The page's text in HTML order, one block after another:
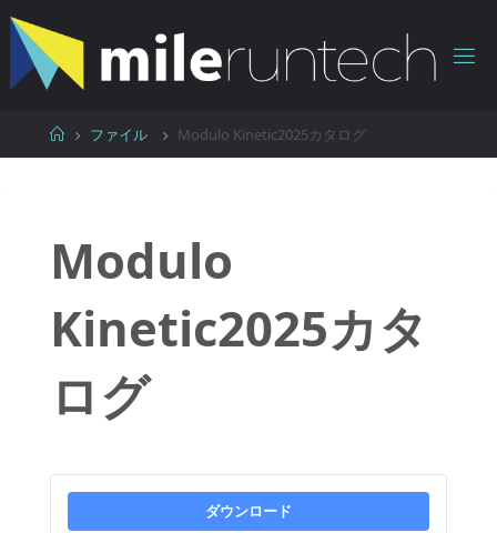
コ
ン
ホ
ー
ファイル Modulo Kinetic2025カタログ
Modulo
Kinetic2025カタ
ログ
ダウンロード